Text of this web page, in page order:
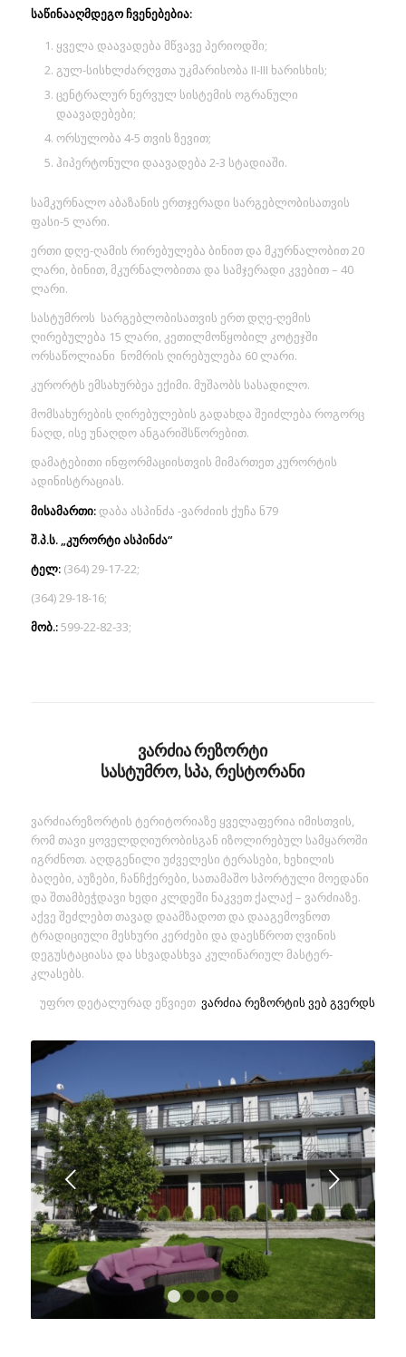
საწინააღმდეგო ჩვენებებია:
ყველა დაავადება მწვავე პერიოდში;
გულ-სისხლძარღვთა უკმარისობა II-III ხარისხის;
ცენტრალურ ნერვულ სისტემის ოგრანული
დაავადებები;
ორსულობა 4-5 თვის ზევით;
ჰიპერტონული დაავადება 2-3 სტადიაში.
სამკურნალო აბაზანის ერთჯერადი სარგებლობისათვის
ფასი-5 ლარი.
ერთი დღე-ღამის რირებულება ბინით და მკურნალობით 20
ლარი, ბინით, მკურნალობითა და სამჯერადი კვებით – 40
ლარი.
სასტუმროს სარგებლობისათვის ერთ დღე-ღემის
ღირებულება 15 ლარი, კეთილმოწყობილ კოტეჯში
ორსაწოლიანი ნომრის ღირებულება 60 ლარი.
კურორტს ემსახურბეა ექიმი. მუშაობს სასადილო.
მომსახურების ღირებულების გადახდა შეიძლება როგორც
ნაღდ, ისე უნაღდო ანგარიშსწორებით.
დამატებითი ინფორმაციისთვის მიმართეთ კურორტის
ადინისტრაციას.
მისამართი:დაბა ასპინძა -ვარძიის ქუჩა ნ79
შ.პ.ს. „კურორტი ასპინძა“
ტელ:(364) 29-17-22;
(364) 29-18-16;
მობ.:599-22-82-33;
ვარძია რეზორტი
სასტუმრო, სპა, რესტორანი
ვარძიარეზორტის ტერიტორიაზე ყველაფერია იმისთვის,
რომ თავი ყოველდღიურობისგან იზოლირებულ სამყაროში
იგრძნოთ. აღდგენილი უძველესი ტერასები, ხეხილის
ბაღები, აუზები, ჩანჩქერები, სათამაშო სპორტული მოედანი
და შთამბეჭდავი ხედი კლდეში ნაკვეთ ქალაქ – ვარძიაზე.
აქვე შეძლებთ თავად დაამზადოთ და დააგემოვნოთ
ტრადიციული მესხური კერძები და დაესწროთ ღვინის
დეგუსტაციასა და სხვადასხვა კულინარიულ მასტერ-
კლასებს.
უფრო დეტალურად ეწვიეთვარძია რეზორტის ვებ გვერდს
Next
2 3 4 5